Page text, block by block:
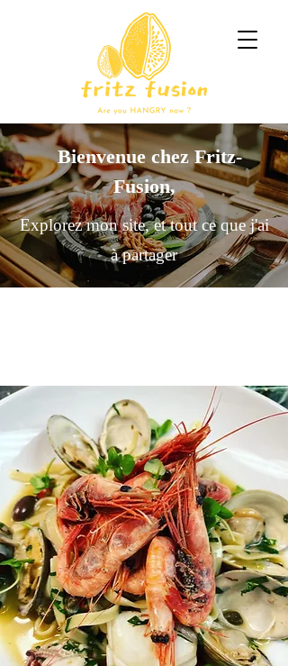
Bienvenue chez Fritz-
Fusion,
Explorez mon site, et tout ce que j'ai
à partager